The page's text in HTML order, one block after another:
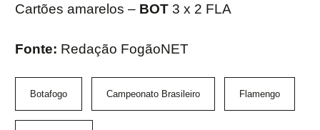
Cartões amarelos – BOT 3 x 2 FLA
Fonte: Redação FogãoNET
Botafogo Campeonato Brasileiro Flamengo